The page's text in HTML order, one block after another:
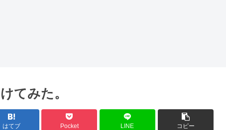
てみた。
はてブ Pocket LINE コピー